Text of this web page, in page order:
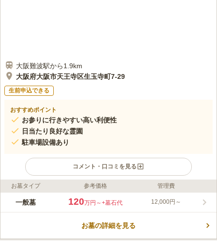
大阪難波駅から1.9km
大阪府大阪市天王寺区生玉寺町7-29
生前申込できる
おすすめポイント
お参りに行きやすい高い利便性
日当たり良好な霊園
駐車場設備あり
コメント・口コミを見る
ライフドット編集部のコメント
日当たり良好、穏やかながらも荘厳な空気がある霊苑です。緑が
寺区の中でも立派な山門が目印の墓苑です。道に迷いやすい方で
お墓タイプ 参考価格 管理費
一般墓 120万円～+墓石代 12,000円～
お墓の詳細を見る